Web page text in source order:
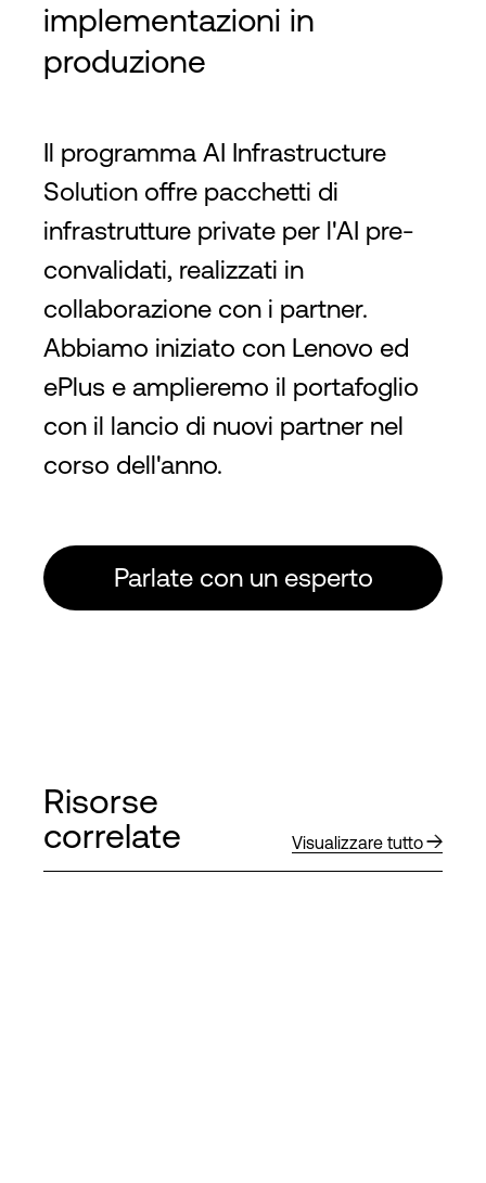
implementazioni in
produzione
Il programma AI Infrastructure
Solution offre pacchetti di
infrastrutture private per l'AI pre-
convalidati, realizzati in
collaborazione con i partner.
Abbiamo iniziato con Lenovo ed
ePlus e amplieremo il portafoglio
con il lancio di nuovi partner nel
corso dell'anno.
Parlate con un esperto
Risorse
correlate
Visualizzare tutto